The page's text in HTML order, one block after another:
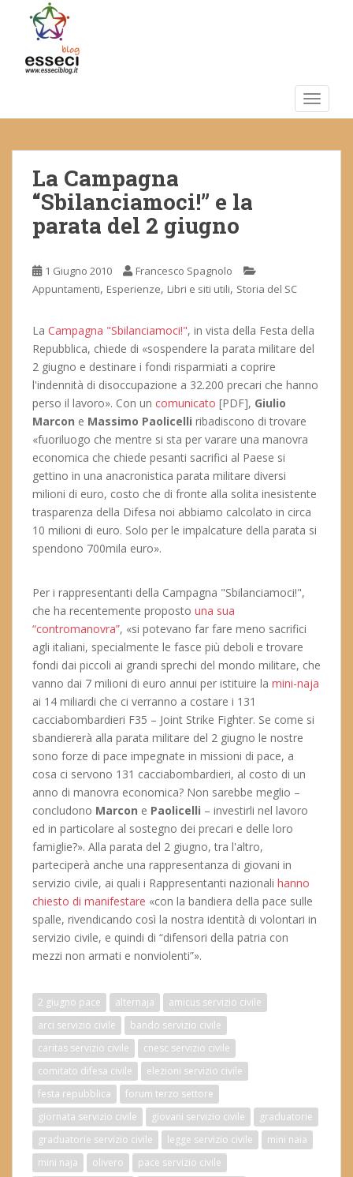
m
La Campagna
“Sbilanciamoci!” e la
parata del 2 giugno
1 Giugno 2010
Francesco Spagnolo
Appuntamenti, Esperienze, Libri e siti utili, Storia del SC
La Campagna "Sbilanciamoci!", in vista della Festa della
Repubblica, chiede di «sospendere la parata militare del
2 giugno e destinare i fondi risparmiati a coprire
l'indennità di disoccupazione a 32.200 precari che hanno
perso il lavoro». Con un comunicato [PDF], Giulio
Marcon e Massimo Paolicelli ribadiscono di trovare
«fuoriluogo che mentre si sta per varare una manovra
economica che chiede pesanti sacrifici al Paese si
gettino in una anacronistica parata militare diversi
milioni di euro, costo che di fronte alla solita inesistente
trasparenza della Difesa noi abbiamo calcolato in circa
10 milioni di euro. Solo per le impalcature della parata si
spendono 700mila euro».
Per i rappresentanti della Campagna "Sbilanciamoci!",
che ha recentemente proposto una sua
“contromanovra”, «si potevano far fare meno sacrifici
agli italiani, specialmente le fasce più deboli e trovare
fondi dai piccoli ai grandi sprechi del mondo militare, che
vanno dai 7 milioni di euro annui per istituire la mini-naja
ai 14 miliardi che ci verranno a costare i 131
cacciabombardieri F35 – Joint Strike Fighter. Se come si
sbandiererà alla parata militare del 2 giugno le nostre
sono forze di pace impegnate in missioni di pace, a
cosa ci servono 131 cacciabombardieri, al costo di un
anno di manovra economica? Non sarebbe meglio –
concludono Marcon e Paolicelli – investirli nel lavoro
ed in particolare al sostegno dei precari e delle loro
famiglie?». Alla parata del 2 giugno, tra l'altro,
parteciperà anche una rappresentanza di giovani in
servizio civile, ai quali i Rappresentanti nazionali hanno
chiesto di manifestare «con la bandiera della pace sulle
spalle, rivendicando così la nostra identità di volontari in
servizio civile, e quindi di “difensori della patria con
mezzi non armati e nonviolenti”».
2 giugno pace alternaja
amicus servizio civile
arci servizio civile
bando servizio civile
caritas servizio civile
cnesc servizio civile
comitato difesa civile
elezioni servizio civile
festa repubblica
forum terzo settore
giornata servizio civile
giovani servizio civile
graduatorie
graduatorie servizio civile
legge servizio civile
mini naia
mini naja
olivero
pace servizio civile